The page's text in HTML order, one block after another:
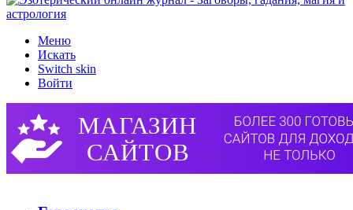
Меню
Искать
Switch skin
Войти